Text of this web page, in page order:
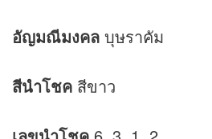
อัญมณีมงคล บุษราคัม
สีนำโชค สีขาว